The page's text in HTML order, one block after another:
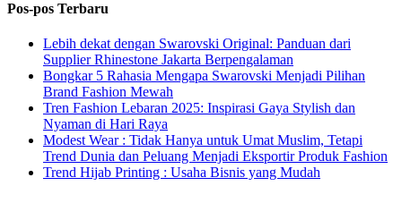
Pos-pos Terbaru
Lebih dekat dengan Swarovski Original: Panduan dari
Supplier Rhinestone Jakarta Berpengalaman
Bongkar 5 Rahasia Mengapa Swarovski Menjadi Pilihan
Brand Fashion Mewah
Tren Fashion Lebaran 2025: Inspirasi Gaya Stylish dan
Nyaman di Hari Raya
Modest Wear : Tidak Hanya untuk Umat Muslim, Tetapi
Trend Dunia dan Peluang Menjadi Eksportir Produk Fashion
Trend Hijab Printing : Usaha Bisnis yang Mudah